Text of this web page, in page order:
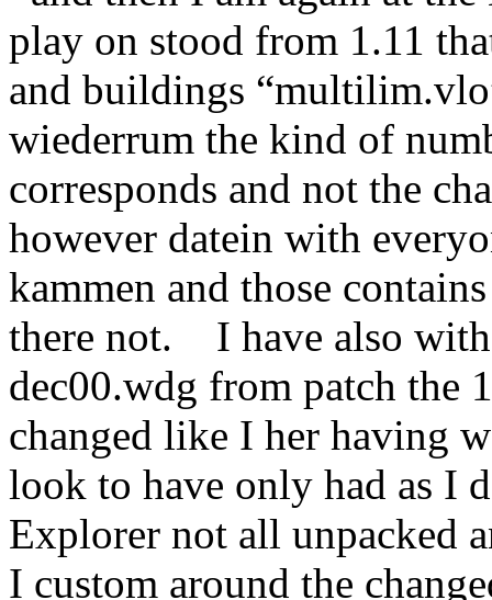
play on stood from 1.11
and buildings
wiederrum the kind of
corresponds and not the
however datein with
kammen and those
there not. I have also
dec00.wdg from patch the
changed like I her having
look to have only had as I
Explorer not all unpacked
I custom around the